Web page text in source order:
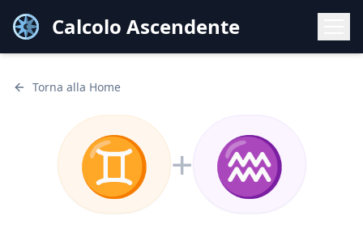
Calcolo Ascendente
Torna alla Home
♊ + ♒